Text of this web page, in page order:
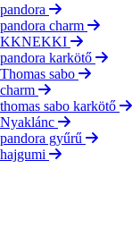
pandora
pandora charm
KKNEKKI
pandora karkötő
Thomas sabo
charm
thomas sabo karkötő
Nyaklánc
pandora gyűrű
hajgumi